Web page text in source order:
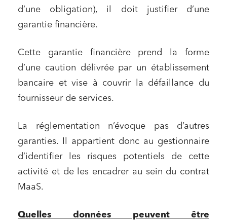
d’une obligation), il doit justifier d’une
garantie financière.
Cette garantie financière prend la forme
d’une caution délivrée par un établissement
bancaire et vise à couvrir la défaillance du
fournisseur de services.
La réglementation n’évoque pas d’autres
garanties. Il appartient donc au gestionnaire
d’identifier les risques potentiels de cette
activité et de les encadrer au sein du contrat
MaaS.
Quelles données peuvent être
Relations commerciales et contrats
Associations et acteurs de l’économie sociale et
solidaire
Immobilier et habitat
Entreprises du numérique
Mobilité et transport
Droit du numérique, données et conformité